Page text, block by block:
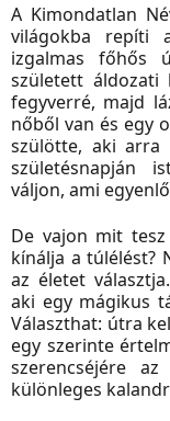
A Kimondatlan
világokba repíti
izgalmas főhős
született áldozati
fegyverré, majd
nőből van és egy
szülötte, aki arra
születésnapján
váljon, ami
De vajon mit
kínálja a túlélést?
az életet
aki egy mágikus
Választhat: útra
egy szerinte
szerencséjére
különleges